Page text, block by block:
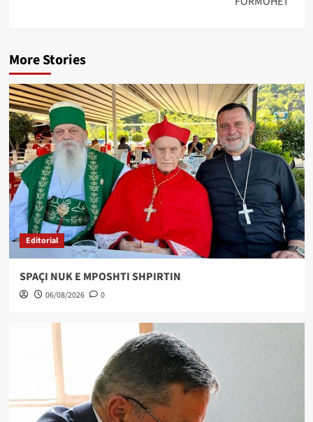
More Stories
Editorial
SPAÇI NUK E MPOSHTI SHPIRTIN
06/08/2026 0